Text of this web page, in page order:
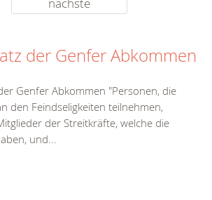
nächste
der Genfer Abkommen
Genfer Abkommen "Personen, die
den Feindseligkeiten teilnehmen,
der Streitkräfte, welche die
und...